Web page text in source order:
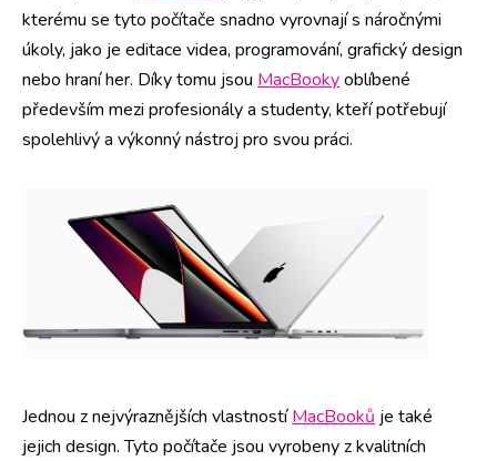
kterému se tyto počítače snadno vyrovnají s náročnými
úkoly, jako je editace videa, programování, grafický design
nebo hraní her. Díky tomu jsou MacBookyoblíbené
především mezi profesionály a studenty, kteří potřebují
spolehlivý a výkonný nástroj pro svou práci.
Jednou z nejvýraznějších vlastnostíMacBookůje také
jejich design. Tyto počítače jsou vyrobeny z kvalitních